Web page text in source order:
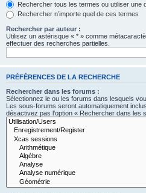
Rechercher tous les termes ou utiliser une
Rechercher n’importe quel de ces termes
Rechercher par auteur :
Utilisez un astérisque « * » comme
effectuer des recherches partielles.
PRÉFÉRENCES DE LA RECHERCHE
Rechercher dans les forums :
Sélectionnez le ou les forums dans lesquels
Les sous-forums seront automatiquement
désactivez pas l’option « Rechercher dans les